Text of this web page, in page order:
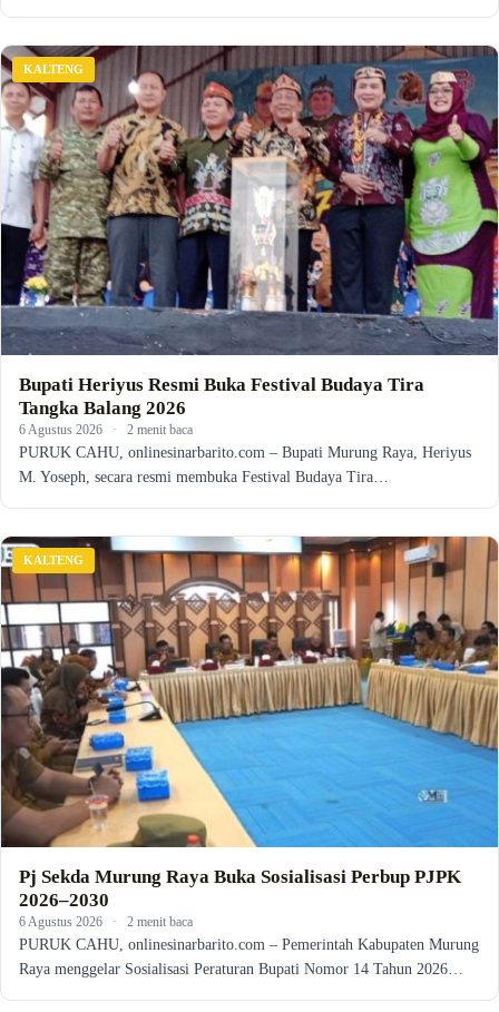
KALTENG
Bupati Heriyus Resmi Buka Festival Budaya Tira
Tangka Balang 2026
6 Agustus 2026 · 2 menit baca
PURUK CAHU, onlinesinarbarito.com – Bupati Murung Raya, Heriyus
M. Yoseph, secara resmi membuka Festival Budaya Tira…
KALTENG
Pj Sekda Murung Raya Buka Sosialisasi Perbup PJPK
2026–2030
6 Agustus 2026 · 2 menit baca
PURUK CAHU, onlinesinarbarito.com – Pemerintah Kabupaten Murung
Raya menggelar Sosialisasi Peraturan Bupati Nomor 14 Tahun 2026…